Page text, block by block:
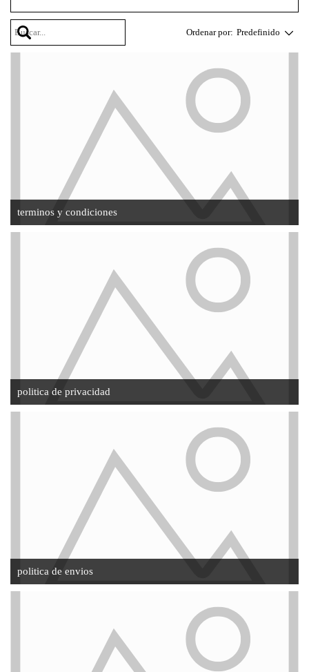
Ordenar por: Predefinido
terminos y condiciones
politica de privacidad
politica de envios